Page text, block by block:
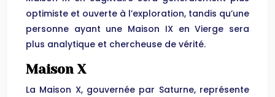
optimiste et ouverte à l’exploration, tandis qu’une
personne ayant une Maison IX en Vierge sera
plus analytique et chercheuse de vérité.
Maison X
La Maison X, gouvernée par Saturne, représente